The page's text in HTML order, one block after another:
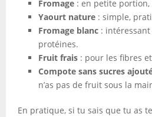
Fromage : en petite portion,
Yaourt nature : simple,
Fromage blanc :
protéines.
Fruit frais : pour les fibres
Compote sans sucres
n’as pas de fruit sous la
En pratique, si tu sais que tu as